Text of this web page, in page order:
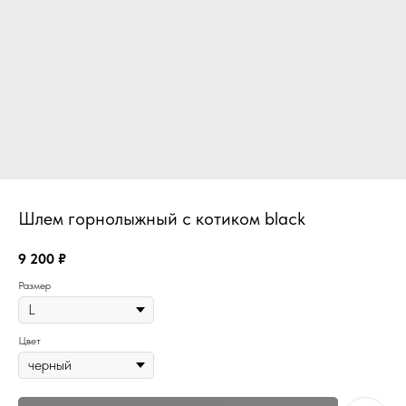
Шлем горнолыжный с котиком black
9 200 ₽
Размер
Цвет